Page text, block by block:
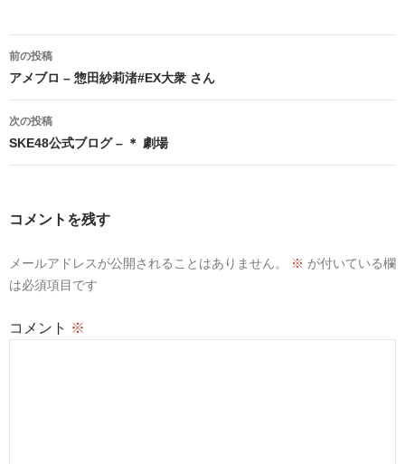
投
稿
ナ
ビ
ョ
前の投稿
アメブロ – 惣田紗莉渚#EX大衆 さん
次の投稿
SKE48公式ブログ – ＊ 劇場
コメントを残す
メールアドレスが公開されることはありません。 ※ が付いている欄
は必須項目です
コメント ※